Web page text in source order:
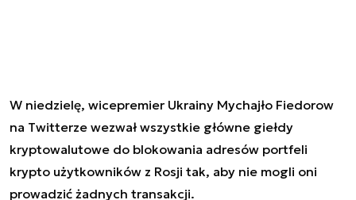
W niedzielę, wicepremier Ukrainy Mychajło Fiedorow
na Twitterze wezwał wszystkie główne giełdy
kryptowalutowe do blokowania adresów portfeli
krypto użytkowników z Rosji tak, aby nie mogli oni
prowadzić żadnych transakcji.